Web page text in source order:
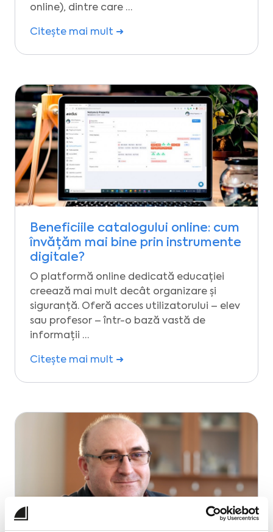
online), dintre care …
Citește mai mult ➜
Beneficiile catalogului online: cum
învățăm mai bine prin instrumente
digitale?
O platformă online dedicată educației
creează mai mult decât organizare și
siguranță. Oferă acces utilizatorului – elev
sau profesor – într-o bază vastă de
informații …
Citește mai mult ➜